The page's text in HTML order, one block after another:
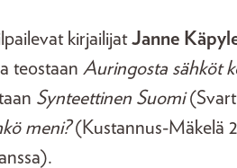
kirjailijatJanne
teostaan Auringosta sähköt
Synteettinen Suomi
meni?(Kustannus-Mäkelä